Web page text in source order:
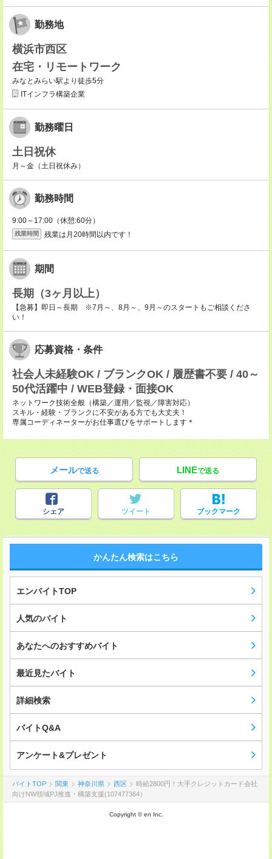
勤務地
横浜市西区
在宅・リモートワーク
みなとみらい駅より徒歩5分
ITインフラ構築企業
勤務曜日
土日祝休
月～金（土日祝休み）
勤務時間
9:00～17:00（休憩:60分）
残業時間 残業は月20時間以内です！
期間
長期（3ヶ月以上）
【急募】即日～長期 ※7月～、8月～、9月～のスタートもご相談くださ
い！
応募資格・条件
社会人未経験OK / ブランクOK / 履歴書不要 / 40～
50代活躍中 / WEB登録・面接OK
ネットワーク技術全般（構築／運用／監視／障害対応）
スキル・経験・ブランクに不安がある方でも大丈夫！
専属コーディネーターがお仕事選びをサポートします＊
メールで送る LINEで送る
シェア ツイート ブックマーク
かんたん検索はこちら
エンバイトTOP
人気のバイト
あなたへのおすすめバイト
最近見たバイト
詳細検索
バイトQ&A
アンケート&プレゼント
バイトTOP 関東 神奈川県 西区
時給2800円！大手クレジットカード会社
向けNW領域PJ推進・構築支援(107477364）
Copyright © en Inc.